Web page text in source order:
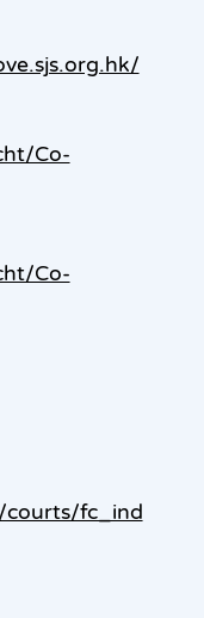
Co-
Co-
courts/fc_ind